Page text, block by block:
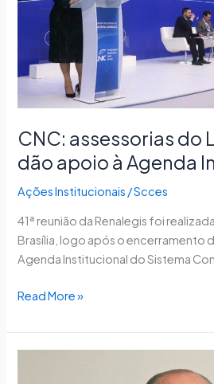
CNC: assessorias do
dão apoio à Agenda
Ações Institucionais /Scces
41ª reunião da Renalegis foi
Brasília, logo após o encerramento
Agenda Institucional do Sistema
Agenda
Institucional
Read More »